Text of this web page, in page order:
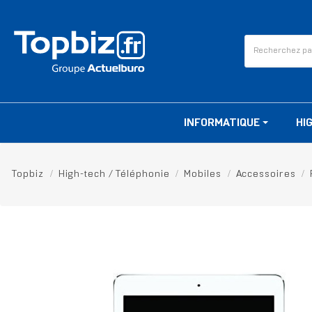
INFORMATIQUE
Topbiz High-tech / Téléphonie Mobiles Accessoires